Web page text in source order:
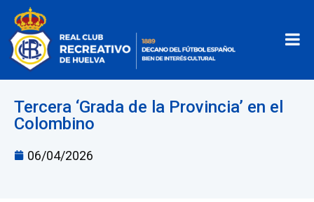
Tercera ‘Grada de la Provincia’ en el
Colombino
06/04/2026